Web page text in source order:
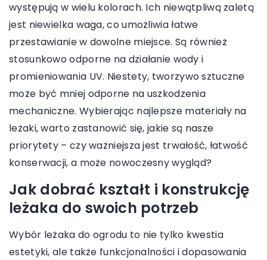
występują w wielu kolorach. Ich niewątpliwą zaletą
jest niewielka waga, co umożliwia łatwe
przestawianie w dowolne miejsce. Są również
stosunkowo odporne na działanie wody i
promieniowania UV. Niestety, tworzywo sztuczne
może być mniej odporne na uszkodzenia
mechaniczne. Wybierając najlepsze materiały na
leżaki, warto zastanowić się, jakie są nasze
priorytety – czy ważniejsza jest trwałość, łatwość
konserwacji, a może nowoczesny wygląd?
Jak dobrać kształt i konstrukcję
leżaka do swoich potrzeb
Wybór leżaka do ogrodu to nie tylko kwestia
estetyki, ale także funkcjonalności i dopasowania